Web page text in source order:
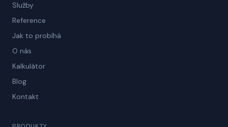
Služby
Reference
Jak to probíhá
O nás
Kalkulátor
Blog
Kontakt